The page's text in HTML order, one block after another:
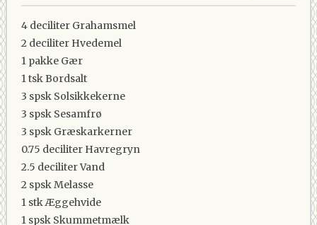
4 deciliter Grahamsmel
2 deciliter Hvedemel
1 pakke Gær
1 tskBordsalt
3 spsk Solsikkekerne
3 spsk Sesamfrø
3 spsk Græskarkerner
0.75 deciliter Havregryn
2.5 deciliterVand
2 spskMelasse
1 stkÆggehvide
1 spsk Skummetmælk